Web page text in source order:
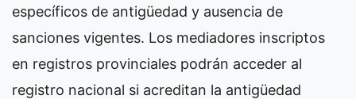
específicos de antigüedad y ausencia de
sanciones vigentes. Los mediadores inscriptos
en registros provinciales podrán acceder al
registro nacional si acreditan la antigüedad